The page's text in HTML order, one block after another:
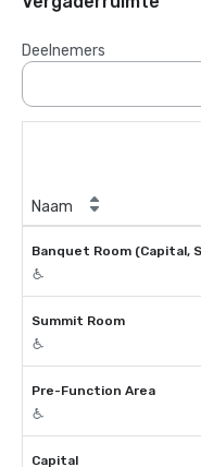
Deelnemers
Naam
Summit Room
Pre-Function Area
Capital